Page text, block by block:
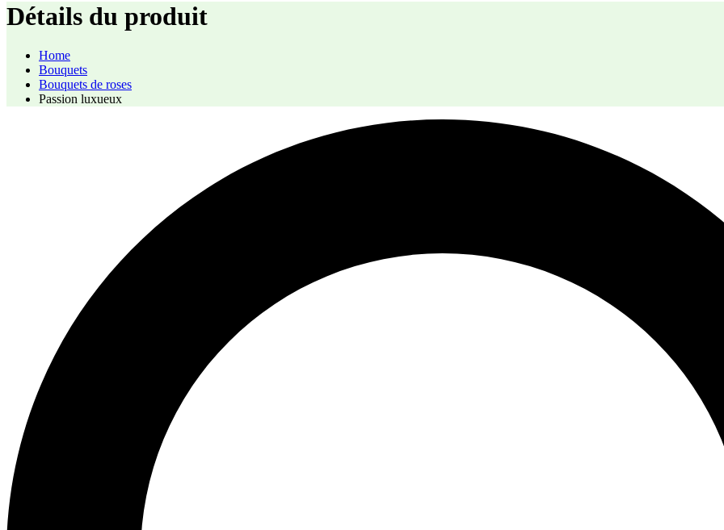
Détails du produit
Home
Bouquets
Bouquets de roses
Passion luxueux